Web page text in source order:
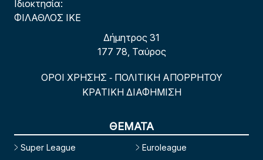
Ιδιοκτησία:
ΦΙΛΑΘΛΟΣ ΙΚΕ
Δήμητρος 31
177 78, Ταύρος
ΟΡΟΙ ΧΡΗΣΗΣ - ΠΟΛΙΤΙΚΗ ΑΠΟΡΡΗΤΟΥ
ΚΡΑΤΙΚΗ ΔΙΑΦΗΜΙΣΗ
ΘΕΜΑΤΑ
Super League
Euroleague